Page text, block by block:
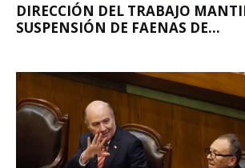
DIRECCIÓN DEL TRABAJO
SUSPENSIÓN DE FAENAS DE...